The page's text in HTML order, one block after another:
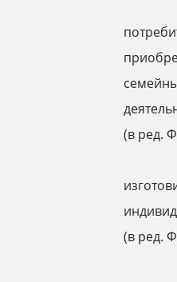
(в ред.
(в ред.